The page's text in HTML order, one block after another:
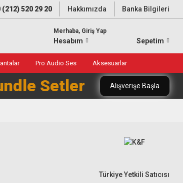
(212) 520 29 20 Hakkımızda Banka Bilgileri
Merhaba, Giriş Yap
Hesabım Sepetim
Pro Audio Ses Aksesuarlar
Setler Alışverişe Başla
Türkiye Yetkili Satıcısı